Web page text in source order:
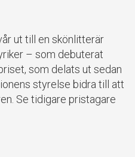
ut till en skönlitterär
– som debuterat
som delats ut sedan
styrelse bidra till att
Se tidigare pristagare